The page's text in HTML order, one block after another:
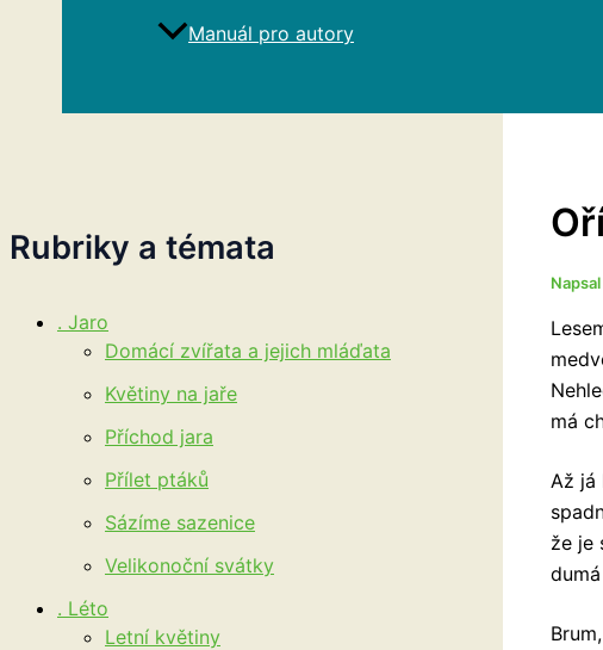
Manuál pro autory
Rubriky a témata
. Jaro
Domácí zvířata a jejich mláďata
Květiny na jaře
Příchod jara
Přílet ptáků
Sázíme sazenice
Velikonoční svátky
. Léto
Letní květiny
Napsal
má
Až já
že je